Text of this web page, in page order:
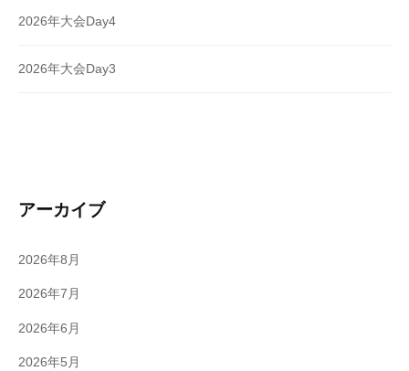
2026年大会Day4
2026年大会Day3
アーカイブ
2026年8月
2026年7月
2026年6月
2026年5月